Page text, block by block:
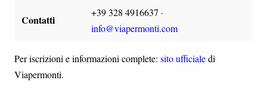
Contatti
+39 328 4916637 ·
info@viapermonti.com
Per iscrizioni e informazioni complete: sito ufficialedi
Viapermonti.